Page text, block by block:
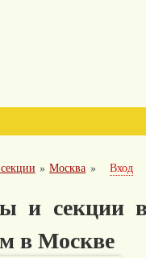
»Москва »
Вход
и секции
в Москве